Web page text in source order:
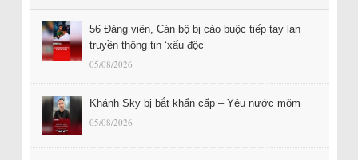
56 Đảng viên, Cán bộ bị cáo buộc tiếp tay lan
truyền thông tin ‘xấu độc’
05/08/2026
Khánh Sky bị bắt khẩn cấp – Yêu nước mõm
05/08/2026